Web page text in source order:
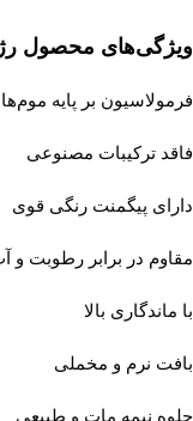
ویژگی‌های محصول
فرمولاسیون بر پایه
فاقد ترکیبات مصنوعی
دارای پیگمنت رنگی قوی
مقاوم در برابر رطوبت و
با ماندگاری بالا
بافت نرم و مخملی
جلوه نیمه مات و طبیعی